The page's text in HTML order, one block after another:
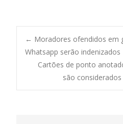
Post
← Moradores ofendidos em
Whatsapp serão indenizados
Cartões de ponto
são